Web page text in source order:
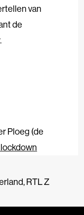
van
de
Ploeg (de
,RTL Z